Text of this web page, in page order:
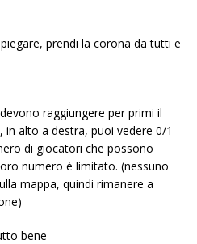
prendi la corona da tutti e
raggiungere per primi il
alto a destra, puoi vedere 0/1
di giocatori che possono
numero è limitato. (nessuno
mappa, quindi rimanere a
bene